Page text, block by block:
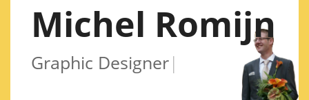
Michel Romijn
|